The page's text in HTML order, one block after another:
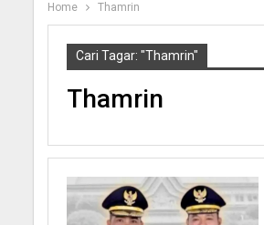
Home Thamrin
Cari Tagar: "Thamrin"
Thamrin